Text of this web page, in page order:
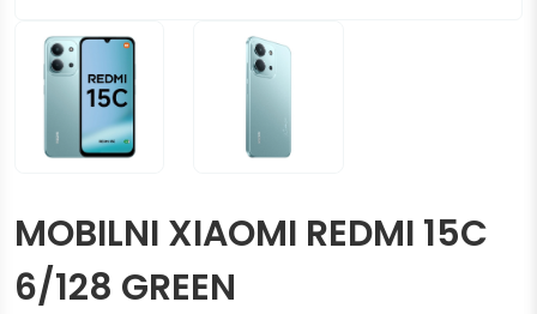
MOBILNI XIAOMI REDMI 15C
6/128 GREEN